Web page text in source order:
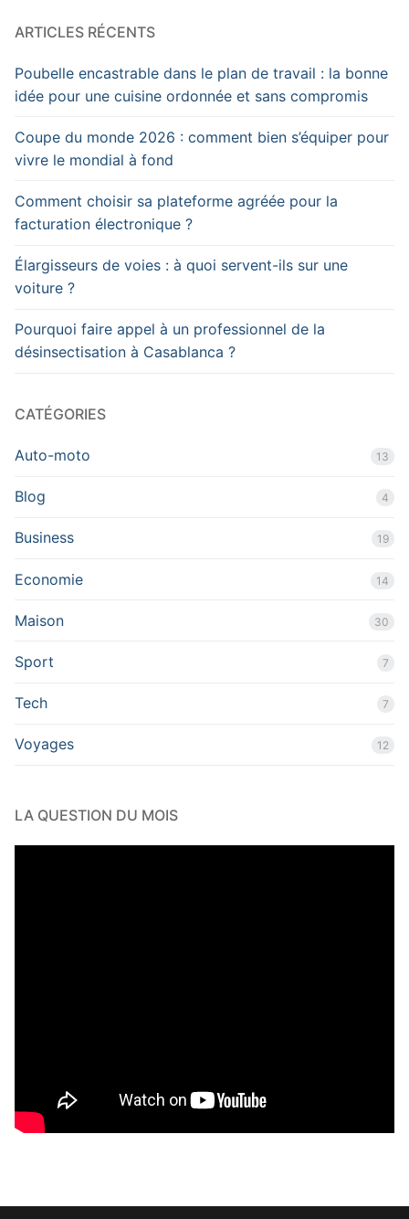
ARTICLES RÉCENTS
Poubelle encastrable dans le plan de travail : la bonne
idée pour une cuisine ordonnée et sans compromis
Coupe du monde 2026 : comment bien s’équiper pour
vivre le mondial à fond
Comment choisir sa plateforme agréée pour la
facturation électronique ?
Élargisseurs de voies : à quoi servent-ils sur une
voiture ?
Pourquoi faire appel à un professionnel de la
désinsectisation à Casablanca ?
CATÉGORIES
Auto-moto 13
Blog 4
Business 19
Economie 14
Maison 30
Sport 7
Tech 7
Voyages 12
LA QUESTION DU MOIS